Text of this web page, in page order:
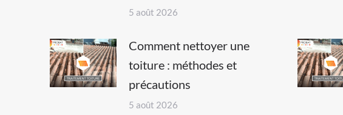
5 août 2026
Comment nettoyer une
toiture : méthodes et
précautions
5 août 2026